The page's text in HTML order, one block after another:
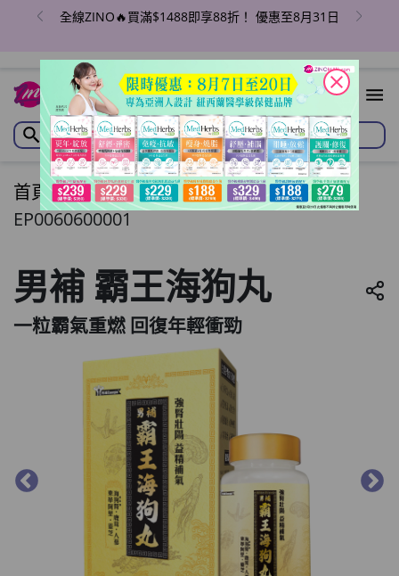
全線ZINO🔥買滿$1488即享88折！ 優惠至8月31日
首頁/男補 霸王海狗丸
EP0060600001
男補 霸王海狗丸
一粒霸氣重燃 回復年輕衝勁
close